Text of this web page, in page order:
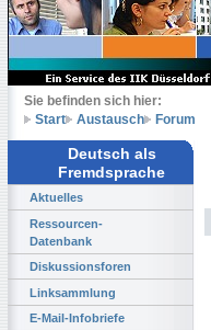
Sie befinden sich hier:
Start
Austausch Forum
Deutsch als
Fremdsprache
Aktuelles
Ressourcen-
Datenbank
Diskussionsforen
Linksammlung
E-Mail-Infobriefe